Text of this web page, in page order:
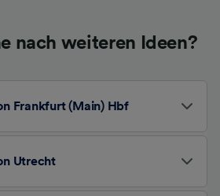
nach weiteren Ideen?
Frankfurt (Main) Hbf
Utrecht